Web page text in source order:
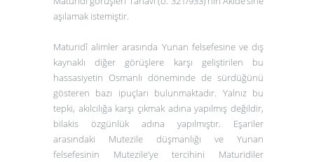
aşılamak istemiştir.
Maturidî alimler arasında Yunan felsefesine ve dış
kaynaklı diğer görüşlere karşı geliştirilen bu
hassasiyetin Osmanlı döneminde de sürdüğünü
gösteren bazı ipuçları bulunmaktadır. Yalnız bu
tepki, akılcılığa karşı çıkmak adına yapılmış değildir,
bilakis özgünlük adına yapılmıştır. Eşariler
arasındaki Mutezile düşmanlığı ve Yunan
felsefesinin Mutezile’ye tercihini Maturidiler